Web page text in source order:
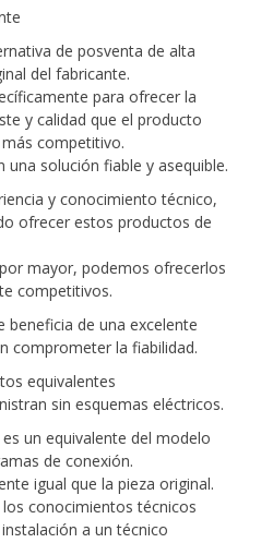
de posventa de alta
del fabricante.
para ofrecer la
y calidad que el producto
competitivo.
una solución fiable y asequible.
y conocimiento técnico,
ofrecer estos productos de
mayor, podemos ofrecerlos
competitivos.
beneficia de una excelente
comprometer la fiabilidad.
equivalentes
sin esquemas eléctricos.
un equivalente del modelo
de conexión.
igual que la pieza original.
conocimientos técnicos
a un técnico